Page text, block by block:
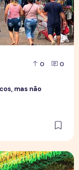
0 0
mas não
e